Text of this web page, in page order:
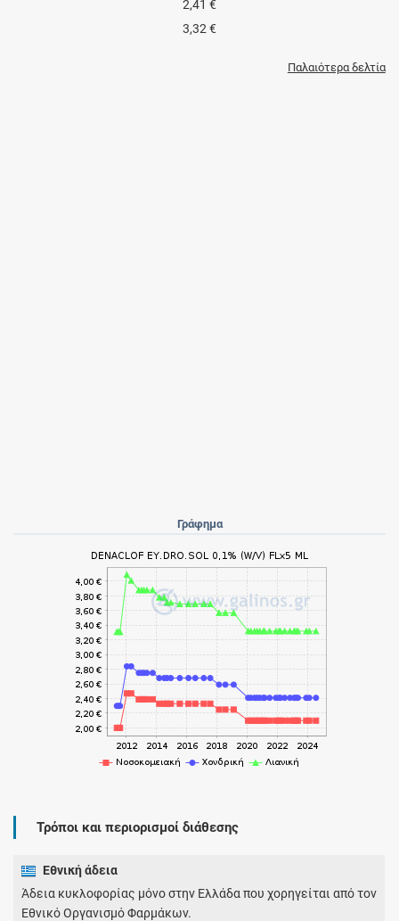
2,41 €
3,32 €
Παλαιότερα δελτία
Γράφημα
Τρόποι και περιορισμοί διάθεσης
Εθνική άδεια
Άδεια κυκλοφορίας μόνο στην Ελλάδα που χορηγείται από τον
Εθνικό Οργανισμό Φαρμάκων.